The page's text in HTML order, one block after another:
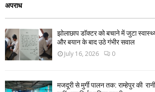
अपराध
झोलाछाप डॉक्टर को बचाने में जुटा
और बयान के बाद उठे गंभीर सवाल
July 16, 2026 0
मजदूरी से मुर्गी पालन तक: राम्हेपुर की